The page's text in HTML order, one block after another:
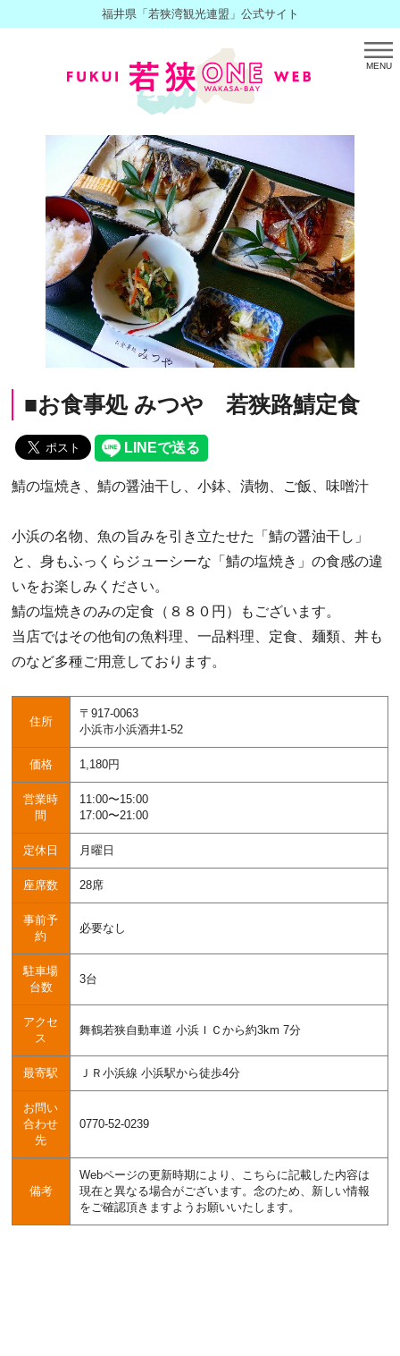
福井県「若狭湾観光連盟」公式サイト
MENU
■お食事処 みつや 若狭路鯖定食
鯖の塩焼き、鯖の醤油干し、小鉢、漬物、ご飯、味噌汁
小浜の名物、魚の旨みを引き立たせた「鯖の醤油干し」
と、身もふっくらジューシーな「鯖の塩焼き」の食感の違
いをお楽しみください。
鯖の塩焼きのみの定食（８８０円）もございます。
当店ではその他旬の魚料理、一品料理、定食、麺類、丼も
のなど多種ご用意しております。
住所
〒917-0063
小浜市小浜酒井1-52
価格 1,180円
営業時
間
11:00〜15:00
17:00〜21:00
定休日 月曜日
座席数 28席
事前予
約
必要なし
駐車場
台数
3台
アクセ
ス
舞鶴若狭自動車道 小浜ＩＣから約3km 7分
最寄駅 ＪＲ小浜線 小浜駅から徒歩4分
お問い
合わせ
先
0770-52-0239
備考
Webページの更新時期により、こちらに記載した内容は
現在と異なる場合がございます。念のため、新しい情報
をご確認頂きますようお願いいたします。